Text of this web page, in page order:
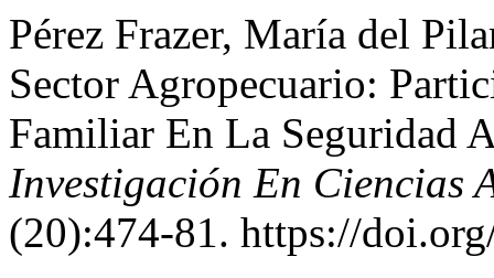
Pérez Frazer, María del
Sector Agropecuario:
Familiar En La Seguridad
Investigación En Ciencias
(20):474-81. https://